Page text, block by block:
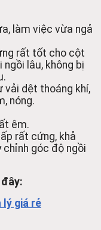
làm việc vừa ngả
rất tốt cho cột
lâu, không bị
vải dệt thoáng khí,
nóng.
êm.
rất cứng, khả
chỉnh góc độ ngồi
lý giá rẻ